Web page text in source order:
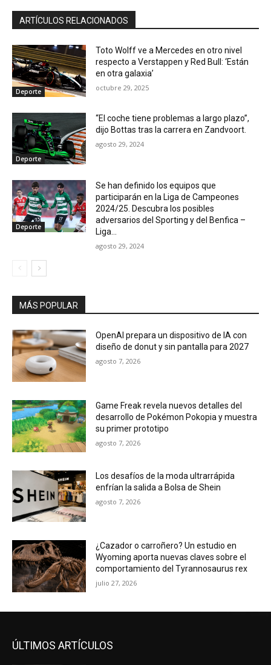
ARTÍCULOS RELACIONADOS
Deporte
Toto Wolff ve a Mercedes en otro nivel
respecto a Verstappen y Red Bull: ‘Están
en otra galaxia’
octubre 29, 2025
Deporte
“El coche tiene problemas a largo plazo”,
dijo Bottas tras la carrera en Zandvoort.
agosto 29, 2024
Deporte
Se han definido los equipos que
participarán en la Liga de Campeones
2024/25. Descubra los posibles
adversarios del Sporting y del Benfica –
Liga...
agosto 29, 2024
MÁS POPULAR
OpenAI prepara un dispositivo de IA con
diseño de donut y sin pantalla para 2027
agosto 7, 2026
Game Freak revela nuevos detalles del
desarrollo de Pokémon Pokopia y muestra
su primer prototipo
agosto 7, 2026
Los desafíos de la moda ultrarrápida
enfrían la salida a Bolsa de Shein
agosto 7, 2026
¿Cazador o carroñero? Un estudio en
Wyoming aporta nuevas claves sobre el
comportamiento del Tyrannosaurus rex
julio 27, 2026
ÚLTIMOS ARTÍCULOS